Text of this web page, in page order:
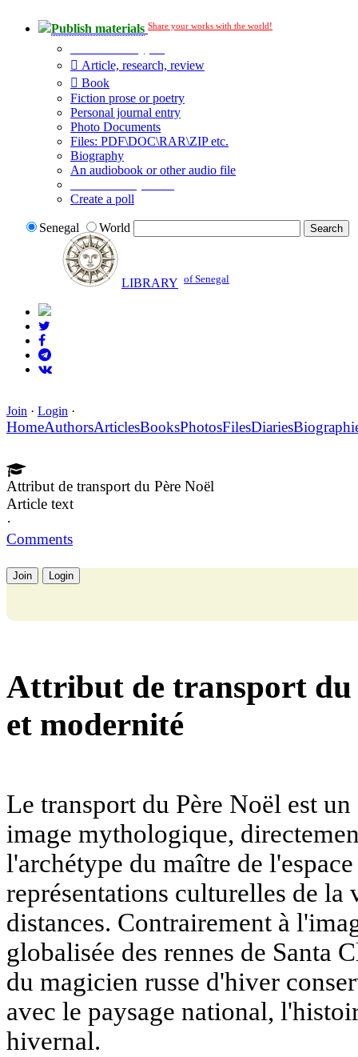
Publish materials Share your works with the world!
Article, research, review
Book
Fiction prose or poetry
Personal journal entry
Photo Documents
Files: PDF\DOC\RAR\ZIP etc.
Biography
An audiobook or other audio file
Create a poll
Senegal World
LIBRARY of Senegal
Join · Login ·
HomeAuthorsArticlesBooksPhotosFilesDiaries
Attribut de transport du Père Noël
Article text
·
Comments
Join Login
Attribut de transport du
et modernité
Le transport du Père Noël est
image mythologique,
l'archétype du maître de
représentations culturelles de la
distances. Contrairement à
globalisée des rennes de Santa
du magicien russe d'hiver
avec le paysage national,
hivernal.